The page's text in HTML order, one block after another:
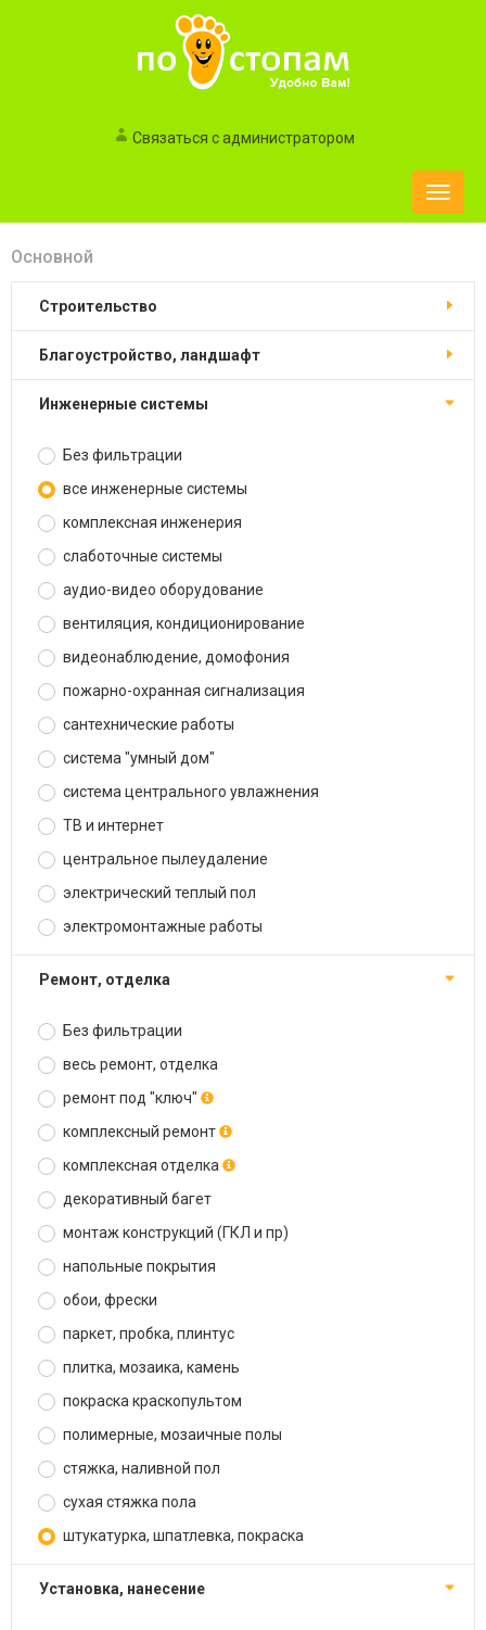
Связаться с администратором
Toggle
Основной
строительство
благоустройство, ландшафт
инженерные системы
Без фильтрации
все инженерные системы
комплексная инженерия
слаботочные системы
аудио-видео оборудование
вентиляция, кондиционирование
видеонаблюдение, домофония
пожарно-охранная сигнализация
сантехнические работы
система "умный дом"
система центрального увлажнения
ТВ и интернет
центральное пылеудаление
электрический теплый пол
электромонтажные работы
ремонт, отделка
Без фильтрации
весь ремонт, отделка
ремонт под "ключ"
комплексный ремонт
комплексная отделка
декоративный багет
монтаж конструкций (ГКЛ и пр)
напольные покрытия
обои, фрески
паркет, пробка, плинтус
плитка, мозаика, камень
покраска краскопультом
полимерные, мозаичные полы
стяжка, наливной пол
сухая стяжка пола
штукатурка, шпатлевка, покраска
установка, нанесение